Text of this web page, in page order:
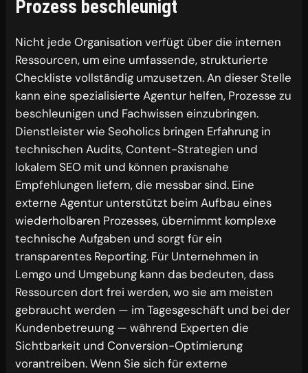
Prozess beschleunigt
Nicht jede Organisation verfügt über die internen
Ressourcen, um eine umfassende, strukturierte
Checkliste vollständig umzusetzen. An dieser Stelle
kann eine spezialisierte Agentur helfen, Prozesse zu
beschleunigen und Fachwissen einzubringen.
Dienstleister wie Seoholics bringen Erfahrung in
technischen Audits, Content-Strategien und
lokalem SEO mit und können praxisnahe
Empfehlungen liefern, die messbar sind. Eine
externe Agentur unterstützt beim Aufbau eines
wiederholbaren Prozesses, übernimmt komplexe
technische Aufgaben und sorgt für ein
transparentes Reporting. Für Unternehmen in
Lemgo und Umgebung kann das bedeuten, dass
Ressourcen dort frei werden, wo sie am meisten
gebraucht werden — im Tagesgeschäft und bei der
Kundenbetreuung — während Experten die
Sichtbarkeit und Conversion-Optimierung
vorantreiben. Wenn Sie sich für externe